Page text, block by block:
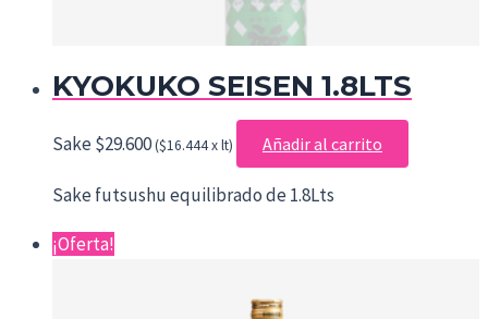
KYOKUKO SEISEN 1.8LTS
Sake$29.600($16.444 x lt) Añadir al carrito
Sake futsushu equilibrado de 1.8Lts
¡Oferta!